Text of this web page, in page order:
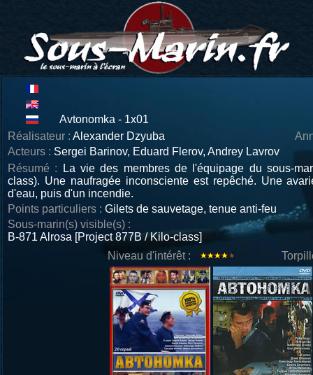
Avtonomka - 1x01
Réalisateur : Alexander Dzyuba
Acteurs : Sergei Barinov, Eduard Flerov, Andrey Lavrov
Résumé : La vie des membres de l'équipage du sous-
class). Une naufragée inconsciente est repêché. Une
d'eau, puis d'un incendie.
Points particuliers : Gilets de sauvetage, tenue anti-feu
Sous-marin(s) visible(s) :
B-871 Alrosa [Project 877B / Kilo-class]
Niveau d'intérêt :